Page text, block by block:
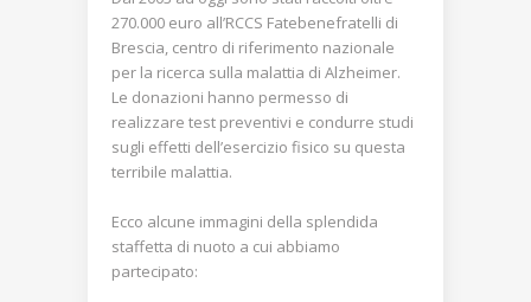
270.000 euro all’RCCS Fatebenefratelli di
Brescia, centro di riferimento nazionale
per la ricerca sulla malattia di Alzheimer.
Le donazioni hanno permesso di
realizzare test preventivi e condurre studi
sugli effetti dell’esercizio fisico su questa
terribile malattia.
Ecco alcune immagini della splendida
staffetta di nuoto a cui abbiamo
partecipato: